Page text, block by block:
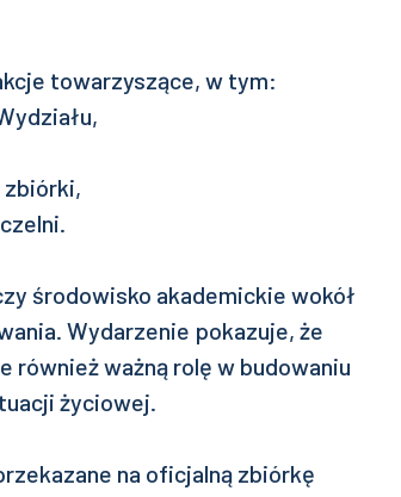
towarzyszące, w tym:
zbiórki,
środowisko akademickie wokół
Wydarzenie pokazuje, że
również ważną rolę w budowaniu
życiowej.
na oficjalną zbiórkę